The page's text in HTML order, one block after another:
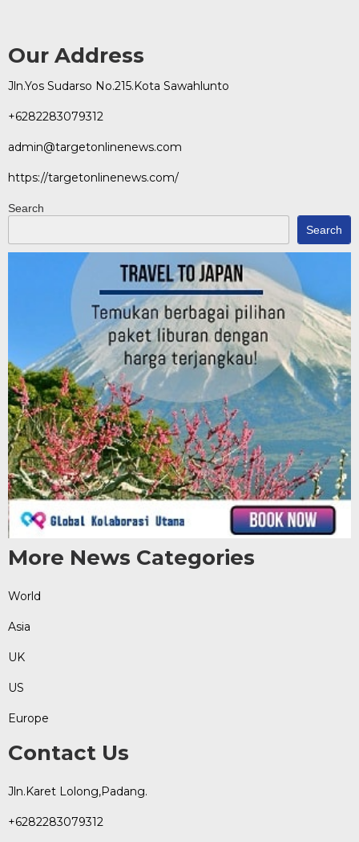
Our Address
Jln.Yos Sudarso No.215.Kota Sawahlunto
+6282283079312
admin@targetonlinenews.com
https://targetonlinenews.com/
Search
Search
More News Categories
World
Asia
UK
US
Europe
Contact Us
Jln.Karet Lolong,Padang.
+6282283079312